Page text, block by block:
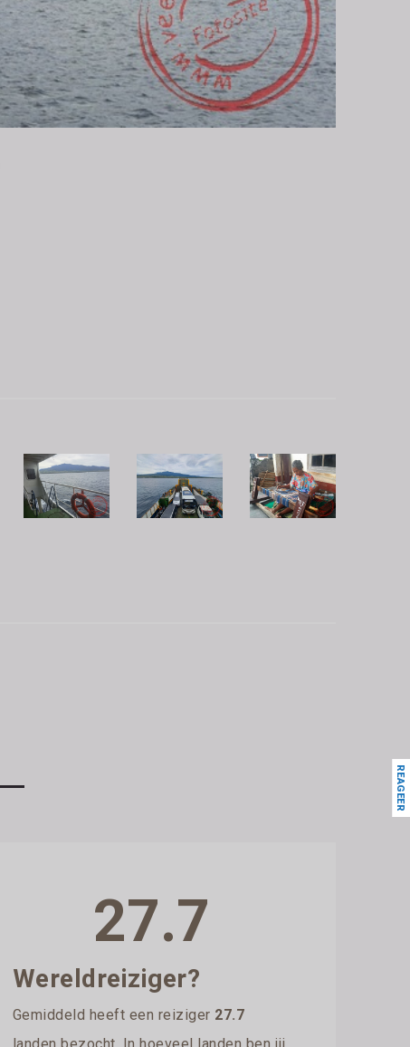
27.7
Wereldreiziger?
Gemiddeld heeft een reiziger 27.7
REAGEER